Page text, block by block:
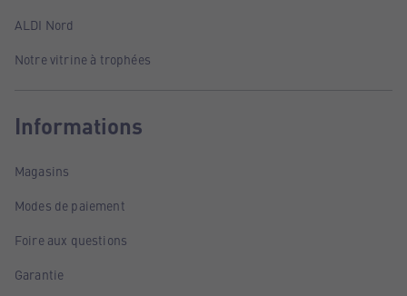
ALDI Nord
Notre vitrine à trophées
Informations
Magasins
Modes de paiement
Foire aux questions
Garantie